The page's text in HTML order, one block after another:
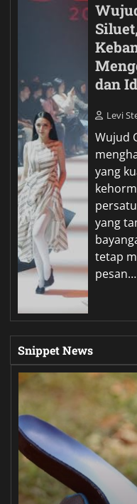
dan
Levi
Wujud
yang
yang
tetap
pesan…
Snippet News